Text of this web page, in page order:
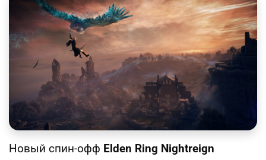
Новый спин-офф Elden Ring Nightreign